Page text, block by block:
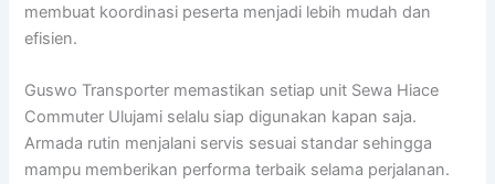
membuat koordinasi peserta menjadi lebih mudah dan
efisien.
Guswo Transporter memastikan setiap unit Sewa Hiace
Commuter Ulujami selalu siap digunakan kapan saja.
Armada rutin menjalani servis sesuai standar sehingga
mampu memberikan performa terbaik selama perjalanan.